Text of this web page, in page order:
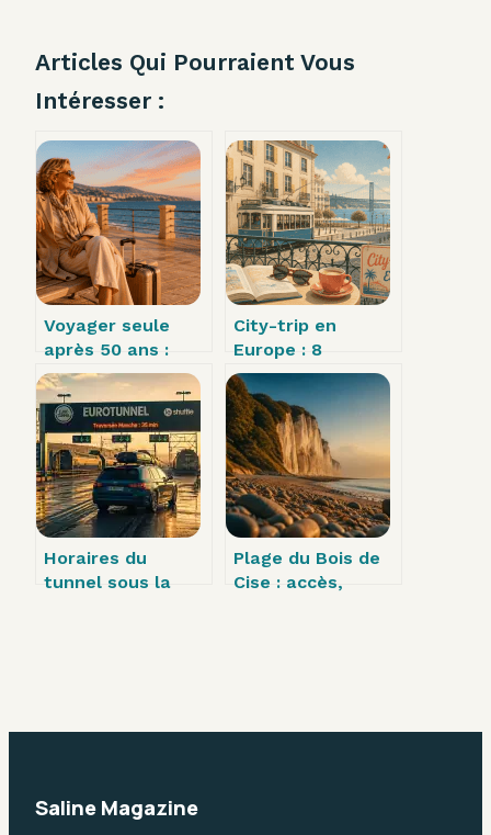
Articles Qui Pourraient Vous
Intéresser :
Voyager seule
après 50 ans :
comment allier
liberté, sécurité
et
épanouissement
personnel
City-trip en
Europe : 8
destinations
entre capitales
iconiques et
pépites
méconnues
Horaires du
tunnel sous la
Plage du Bois de
Cise : accès,
Saline Magazine